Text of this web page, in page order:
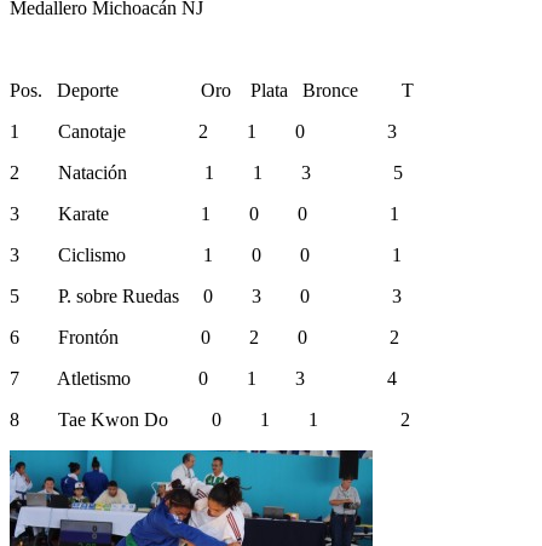
Medallero Michoacán NJ
Pos. Deporte Oro Plata Bronce T
1 Canotaje 2 1 0 3
2 Natación 1 1 3 5
3 Karate 1 0 0 1
3 Ciclismo 1 0 0 1
5 P. sobre Ruedas 0 3 0 3
6 Frontón 0 2 0 2
7 Atletismo 0 1 3 4
8 Tae Kwon Do 0 1 1 2